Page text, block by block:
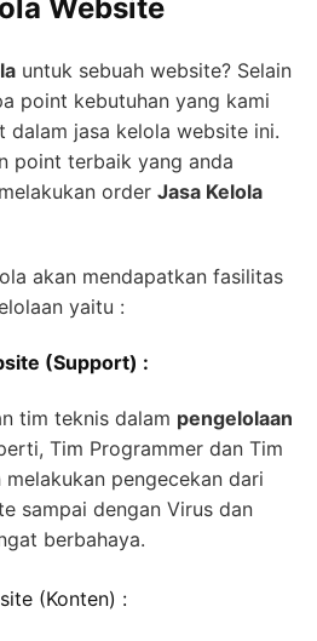
Website
untuk sebuah website? Selain
point kebutuhan yang kami
dalam jasa kelola website ini.
point terbaik yang anda
order Jasa Kelola
akan mendapatkan fasilitas
yaitu :
(Support) :
tim teknis dalam pengelolaan
Tim Programmer dan Tim
melakukan pengecekan dari
sampai dengan Virus dan
berbahaya.
(Konten) :